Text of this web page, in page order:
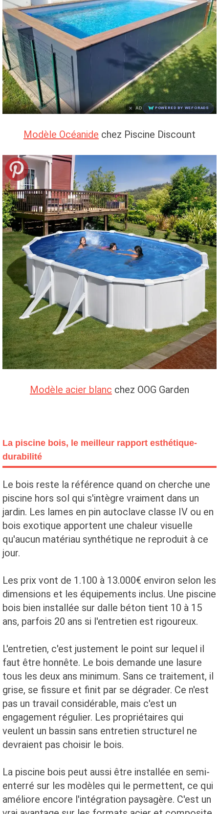
× AD POWERED BY WEFORADS
Modèle Océanide chez Piscine Discount
Modèle acier blanc chez OOG Garden
La piscine bois, le meilleur rapport esthétique-
durabilité
Le bois reste la référence quand on cherche une
piscine hors sol qui s'intègre vraiment dans un
jardin. Les lames en pin autoclave classe IV ou en
bois exotique apportent une chaleur visuelle
qu'aucun matériau synthétique ne reproduit à ce
jour.
Les prix vont de 1.100 à 13.000€ environ selon les
dimensions et les équipements inclus. Une piscine
bois bien installée sur dalle béton tient 10 à 15
ans, parfois 20 ans si l'entretien est rigoureux.
L'entretien, c'est justement le point sur lequel il
faut être honnête. Le bois demande une lasure
tous les deux ans minimum. Sans ce traitement, il
grise, se fissure et finit par se dégrader. Ce n'est
pas un travail considérable, mais c'est un
engagement régulier. Les propriétaires qui
veulent un bassin sans entretien structurel ne
devraient pas choisir le bois.
La piscine bois peut aussi être installée en semi-
enterré sur les modèles qui le permettent, ce qui
améliore encore l'intégration paysagère. C'est un